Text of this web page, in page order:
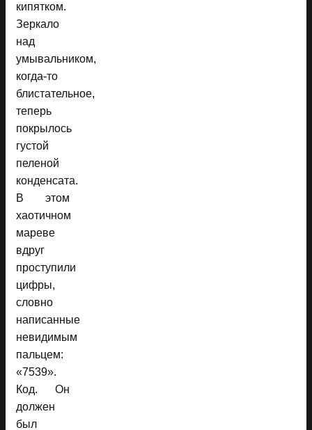
кипятком.
Зеркало
над
умывальником,
когда-то
блистательное,
теперь
покрылось
густой
пеленой
конденсата.
В этом
хаотичном
мареве
вдруг
проступили
цифры,
словно
написанные
невидимым
пальцем:
«7539».
Код. Он
должен
был